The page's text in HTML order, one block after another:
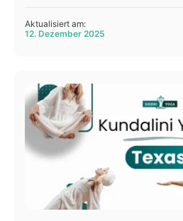
Aktualisiert am:
12. Dezember 2025